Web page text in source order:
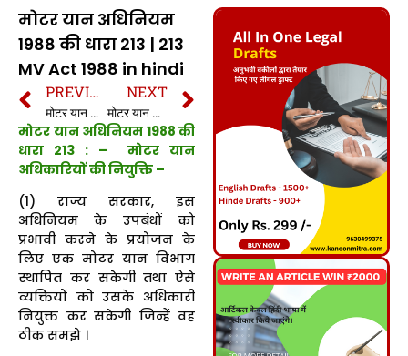
मोटर यान अधिनियम
1988 की धारा 213 | 213
MV Act 1988 in hindi
PREVIOUS
मोटर यान अधिनियम 1988 की धारा 212 | 212 MV Act 1988 in hindi
NEXT
मोटर यान अधिनियम 1988 की धारा 214 | 214 MV Act 1988 in hindi
मोटर यान अधिनियम 1988 की
धारा 213 : – मोटर यान
अधिकारियों की नियुक्ति –
(1) राज्य सरकार, इस
अधिनियम के उपबंधों को
प्रभावी करने के प्रयोजन के
लिए एक मोटर यान विभाग
स्थापित कर सकेगी तथा ऐसे
व्यक्तियों को उसके अधिकारी
नियुक्त कर सकेगी जिन्हें वह
ठीक समझे ।